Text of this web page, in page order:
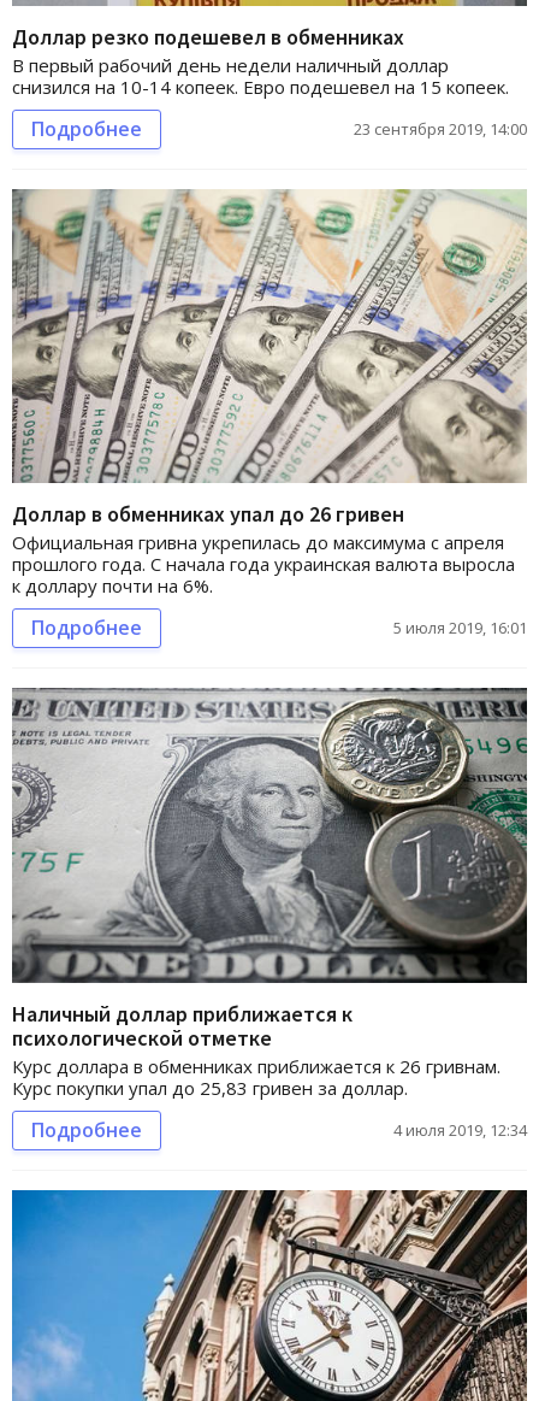
Доллар резко подешевел в обменниках
В первый рабочий день недели наличный доллар
снизился на 10-14 копеек. Евро подешевел на 15 копеек.
Подробнее 23 сентября 2019, 14:00
Доллар в обменниках упал до 26 гривен
Официальная гривна укрепилась до максимума с апреля
прошлого года. С начала года украинская валюта выросла
к доллару почти на 6%.
Подробнее 5 июля 2019, 16:01
Наличный доллар приближается к
психологической отметке
Курс доллара в обменниках приближается к 26 гривнам.
Курс покупки упал до 25,83 гривен за доллар.
Подробнее 4 июля 2019, 12:34